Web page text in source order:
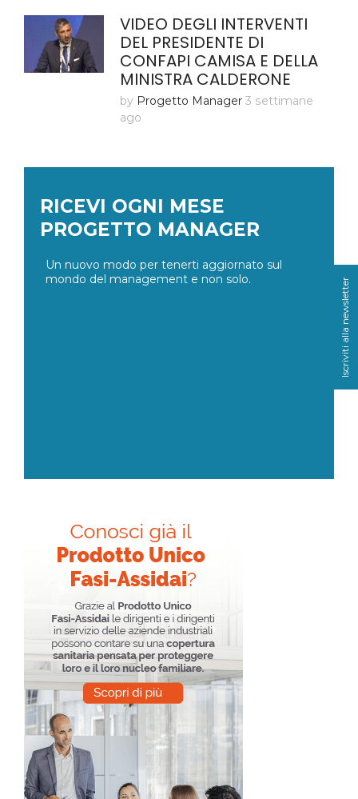
VIDEO DEGLI INTERVENTI
DEL PRESIDENTE DI
CONFAPI CAMISA E DELLA
MINISTRA CALDERONE
by Progetto Manager 3 settimane
ago
RICEVI OGNI MESE
PROGETTO MANAGER
Un nuovo modo per tenerti aggiornato sul
mondo del management e non solo.
Iscriviti alla newsletter